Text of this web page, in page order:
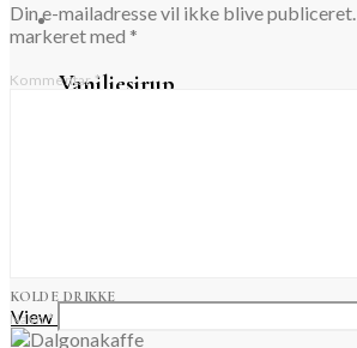
Vaniljesirup
KOLDE DRIKKE
View Posts
Din e-mailadresse vil ikke blive publiceret.
markeret med *
Kommentar*
Navn*